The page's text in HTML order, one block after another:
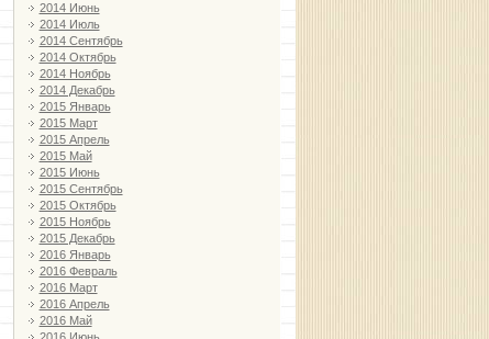
2014 Июнь
2014 Июль
2014 Сентябрь
2014 Октябрь
2014 Ноябрь
2014 Декабрь
2015 Январь
2015 Март
2015 Апрель
2015 Май
2015 Июнь
2015 Сентябрь
2015 Октябрь
2015 Ноябрь
2015 Декабрь
2016 Январь
2016 Февраль
2016 Март
2016 Апрель
2016 Май